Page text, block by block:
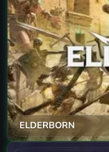
ELDERBORN